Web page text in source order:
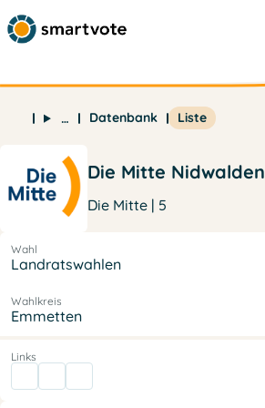
… Datenbank Liste
Die Mitte Nidwalden
Die Mitte | 5
Wahl
Landratswahlen
Wahlkreis
Emmetten
Links